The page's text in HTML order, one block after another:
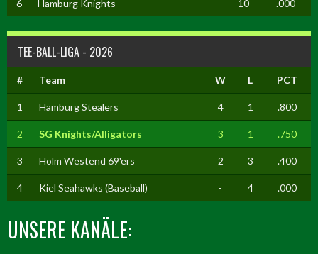
6 Hamburg Knights - 10 .000
TEE-BALL-LIGA - 2026
# Team W L PCT
1 Hamburg Stealers 4 1 .800
2 SG Knights/Alligators 3 1 .750
3 Holm Westend 69'ers 2 3 .400
4 Kiel Seahawks (Baseball) - 4 .000
UNSERE KANÄLE: